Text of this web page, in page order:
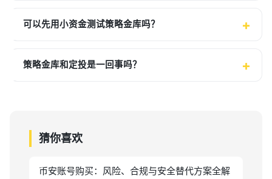
可以先用小资金测试策略金库吗？
策略金库和定投是一回事吗？
猜你喜欢
币安账号购买：风险、合规与安全替代方案全解